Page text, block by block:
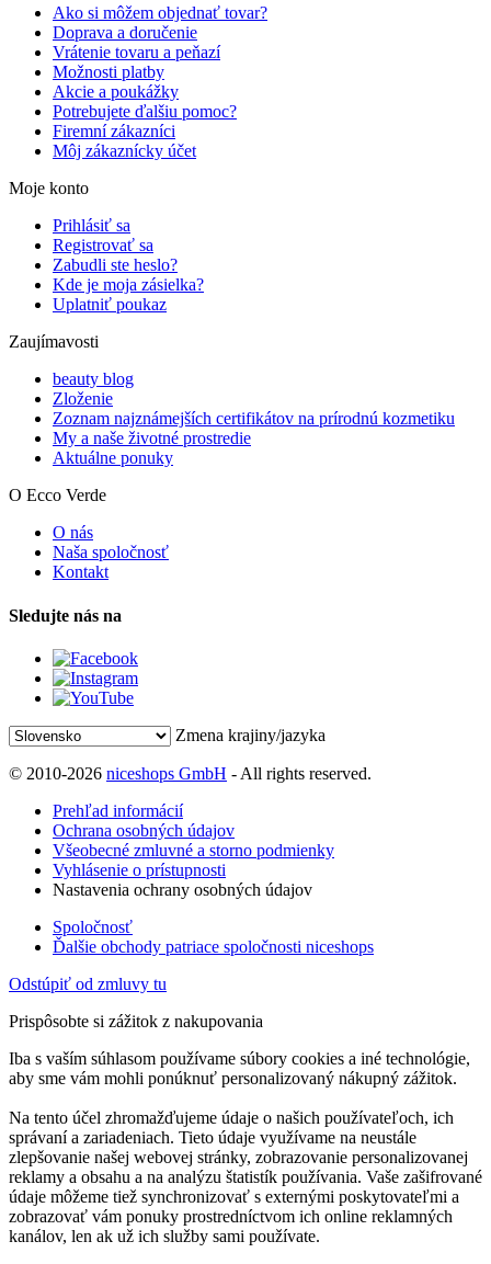
Ako si môžem objednať tovar?
Doprava a doručenie
Vrátenie tovaru a peňazí
Možnosti platby
Akcie a poukážky
Potrebujete ďalšiu pomoc?
Firemní zákazníci
Môj zákaznícky účet
Moje konto
Prihlásiť sa
Registrovať sa
Zabudli ste heslo?
Kde je moja zásielka?
Uplatniť poukaz
Zaujímavosti
beauty blog
Zloženie
Zoznam najznámejších certifikátov na prírodnú kozmetiku
My a naše životné prostredie
Aktuálne ponuky
O Ecco Verde
O nás
Naša spoločnosť
Kontakt
Sledujte nás na
Zmena krajiny/jazyka
© 2010-2026 niceshops GmbH - All rights reserved.
Prehľad informácií
Ochrana osobných údajov
Všeobecné zmluvné a storno podmienky
Vyhlásenie o prístupnosti
Nastavenia ochrany osobných údajov
Spoločnosť
Ďalšie obchody patriace spoločnosti niceshops
Odstúpiť od zmluvy tu
Prispôsobte si zážitok z nakupovania
Iba s vaším súhlasom používame súbory cookies a iné technológie,
aby sme vám mohli ponúknuť personalizovaný nákupný zážitok.
Na tento účel zhromažďujeme údaje o našich používateľoch, ich
správaní a zariadeniach. Tieto údaje využívame na neustále
zlepšovanie našej webovej stránky, zobrazovanie personalizovanej
reklamy a obsahu a na analýzu štatistík používania. Vaše zašifrované
údaje môžeme tiež synchronizovať s externými poskytovateľmi a
zobrazovať vám ponuky prostredníctvom ich online reklamných
kanálov, len ak už ich služby sami používate.